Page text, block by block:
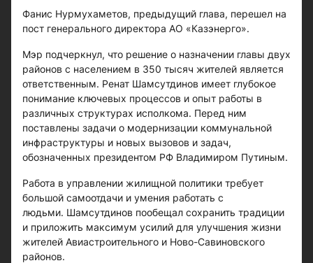
Фанис Нурмухаметов, предыдущий глава, перешел на
пост генерального директора АО «Казэнерго».
Мэр подчеркнул, что решение о назначении главы двух
районов с населением в 350 тысяч жителей является
ответственным. Ренат Шамсутдинов имеет глубокое
понимание ключевых процессов и опыт работы в
различных структурах исполкома. Перед ним
поставлены задачи о модернизации коммунальной
инфраструктуры и новых вызовов и задач,
обозначенных президентом РФ Владимиром Путиным.
Работа в управлении жилищной политики требует
большой самоотдачи и умения работать с
людьми. Шамсутдинов пообещал сохранить традиции
и приложить максимум усилий для улучшения жизни
жителей Авиастроительного и Ново-Савиновского
районов.